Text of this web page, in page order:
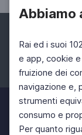
Abbiamo
Rai ed i suoi
e app, cookie
fruizione dei
navigazione e,
strumenti
consumo e
Per quanto
Facebook